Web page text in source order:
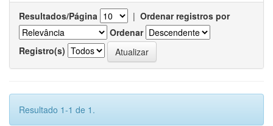
Resultados/Página | Ordenar registros por
Ordenar
Registro(s)
Resultado 1-1 de 1.